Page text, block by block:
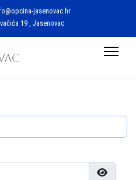
jasenovac.hr
19 , Jasenovac